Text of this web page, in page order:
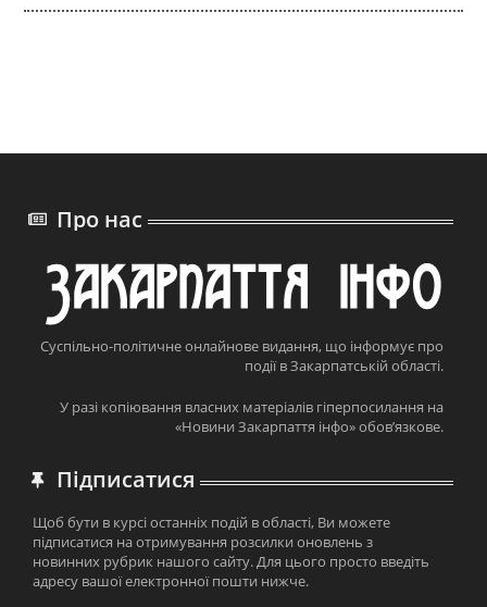
Про нас
Суспільно-політичне онлайнове видання, що інформує про
події в Закарпатській області.
У разі копіювання власних матеріалів гіперпосилання на
«Новини Закарпаття інфо» обов’язкове.
Підписатися
Щоб бути в курсі останніх подій в області, Ви можете
підписатися на отримування розсилки оновлень з
новинних рубрик нашого сайту. Для цього просто введіть
адресу вашої електронної пошти нижче.